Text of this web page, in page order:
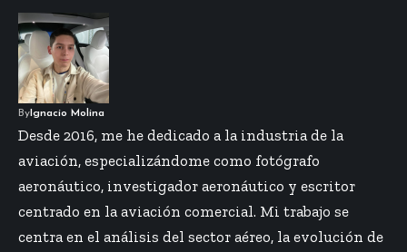
By Ignacio Molina
Desde 2016, me he dedicado a la industria de la
aviación, especializándome como fotógrafo
aeronáutico, investigador aeronáutico y escritor
centrado en la aviación comercial. Mi trabajo se
centra en el análisis del sector aéreo, la evolución de